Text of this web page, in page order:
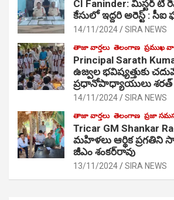
CI Faninder: మిస్టర్ టి
కేసులో ఇద్దరి అరెస్ట్ : సీఐ
14/11/2024 SIRA NEWS
తాజా వార్తలు తెలంగాణ ప్రముఖ
Principal Sarath
ఉజ్వల భవిష్యత్తుకు
ప్రధానోపాధ్యాయులు
14/11/2024 SIRA NEWS
తాజా వార్తలు తెలంగాణ ప్రజా
Tricar GM Shankar
మహిళలు ఆర్థిక
జీఎం శంకర్‌రావు
13/11/2024 SIRA NEWS